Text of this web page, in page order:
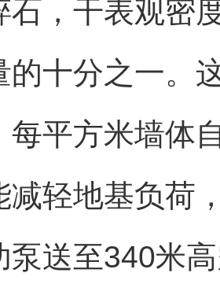
石，干表观密
的十分之一。
每平方米墙体
减轻地基负荷
泵送至340米